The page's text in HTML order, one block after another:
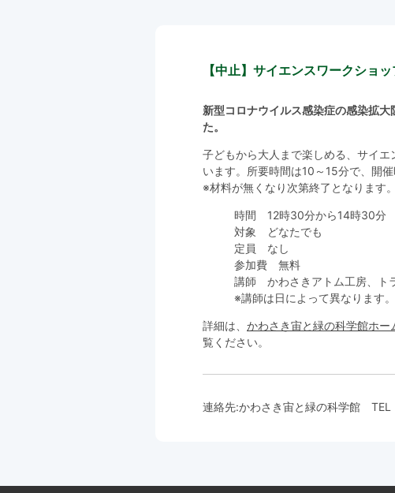
【中止】サイエンスワークショ
新型コロナウイルス感染症の感染拡
た。
子どもから大人まで楽しめる、サイ
います。所要時間は10～15分で、開
※材料が無くなり次第終了となります。
時間 12時30分から14時30分
対象 どなたでも
定員 なし
参加費 無料
講師 かわさきアトム工房、ト
※講師は日によって異なります。
詳細は、 かわさき宙と緑の科学館ホ
覧ください。
連絡先:かわさき宙と緑の科学館 TEL